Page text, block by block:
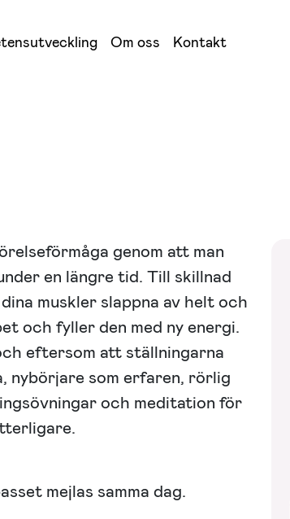
Om oss Kontakt
genom att man
en längre tid. Till skillnad
muskler slappna av helt och
och fyller den med ny energi.
eftersom att ställningarna
nybörjare som erfaren, rörlig
och meditation för
mejlas samma dag.